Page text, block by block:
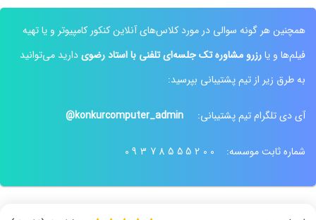
نظر رتبه 6 کنکور 1400
نظر رتبه 68 کنکور ارشد آیتی 1403 فیلم ها خیلی قابل فهم و روان است
همچنین هر گونه سوالی در مورد کلاس‌های آنلاین کنکور کامپیوتر و یا تهیه
فیلم‌ها و یارزرو مشاوره تک جلسه‌ای تلفنی با استاد رضویدارید می‌توانید
به طرق زیر از تیم پشتیبانی بپرسید:
آی دی تلگرام تیم پشتیبانی: konkurcomputer_admin@
شماره ثابت موسسه: 09378555200